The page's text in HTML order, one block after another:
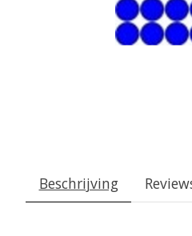
Beschrijving